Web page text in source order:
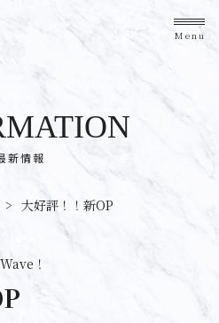
Menu
新情報
> 大好評！！新OP